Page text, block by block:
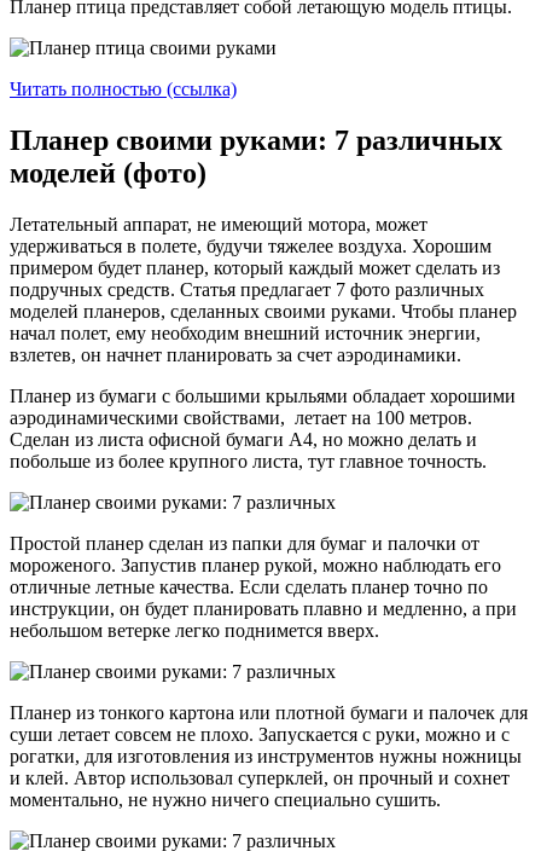
Планер птица представляет собой летающую модель птицы.
Читать полностью (ссылка)
Планер своими руками: 7 различных
моделей (фото)
Летательный аппарат, не имеющий мотора, может
удерживаться в полете, будучи тяжелее воздуха. Хорошим
примером будет планер, который каждый может сделать из
подручных средств. Статья предлагает 7 фото различных
моделей планеров, сделанных своими руками. Чтобы планер
начал полет, ему необходим внешний источник энергии,
взлетев, он начнет планировать за счет аэродинамики.
Планер из бумаги с большими крыльями обладает хорошими
аэродинамическими свойствами, летает на 100 метров.
Сделан из листа офисной бумаги А4, но можно делать и
побольше из более крупного листа, тут главное точность.
Простой планер сделан из папки для бумаг и палочки от
мороженого. Запустив планер рукой, можно наблюдать его
отличные летные качества. Если сделать планер точно по
инструкции, он будет планировать плавно и медленно, а при
небольшом ветерке легко поднимется вверх.
Планер из тонкого картона или плотной бумаги и палочек для
суши летает совсем не плохо. Запускается с руки, можно и с
рогатки, для изготовления из инструментов нужны ножницы
и клей. Автор использовал суперклей, он прочный и сохнет
моментально, не нужно ничего специально сушить.